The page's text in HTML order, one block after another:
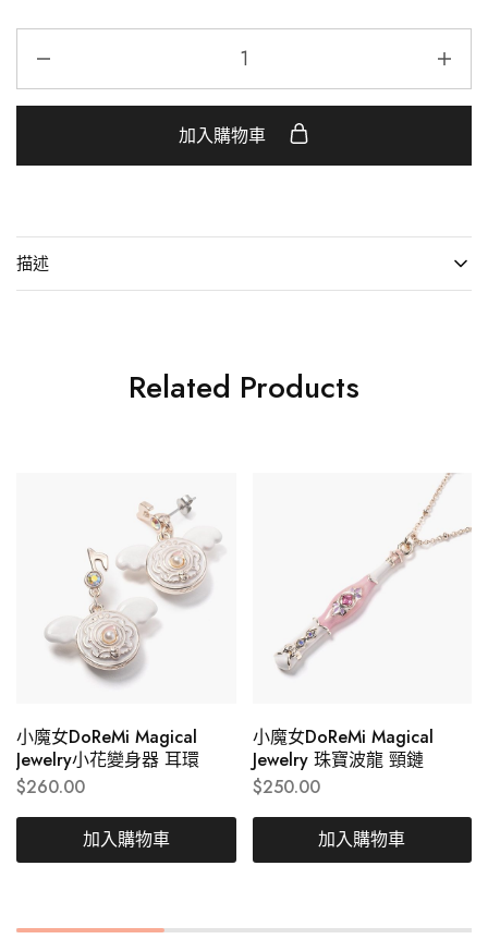
加入購物車
描述
Related Products
小魔女DoReMi Magical
Jewelry小花變身器 耳環
$260.00
加入購物車
小魔女DoReMi Magical
Jewelry 珠寶波龍 頸鏈
$250.00
加入購物車